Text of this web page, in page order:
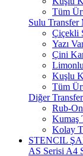
Tüm
Sulu Transfer
Çiçekli
Yazı
Çini
Kuşlu
Tüm
Diğer Transfer
Rub-On
Kumaş
Kolay
STENCIL
AS Serisi A4